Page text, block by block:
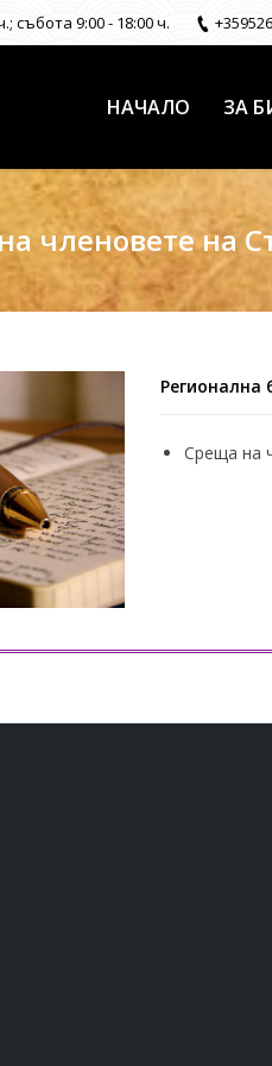
събота 9:00 - 18:00 ч.
НАЧАЛО ЗА
членовете на
Регионална
Среща на